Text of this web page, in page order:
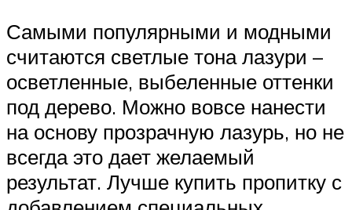
Самыми популярными и модными
считаются светлые тона лазури –
осветленные, выбеленные оттенки
под дерево. Можно вовсе нанести
на основу прозрачную лазурь, но не
всегда это дает желаемый
результат. Лучше купить пропитку с